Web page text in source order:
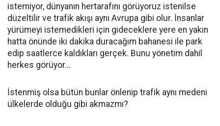
istemiyor, dünyanın hertarafını görüyoruz istenilse
düzeltilir ve trafik akışı aynı Avrupa gibi olur. İnsanlar
yürümeyi istemedikleri için gideceklere yere en yakın
hatta önünde iki dakika duracağım bahanesi ile park
edip saatlerce kaldıkları gerçek. Bunu yönetim dahil
herkes görüyor…
İstenmiş olsa bütün bunlar önlenip trafik aynı medeni
ülkelerde olduğu gibi akmazmı?